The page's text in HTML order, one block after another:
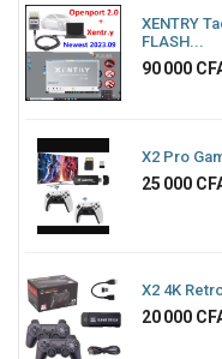
XENTRY
FLASH...
Prix
90 000
X2 Pro
Prix
25 000
X2 4K
Prix
20 000